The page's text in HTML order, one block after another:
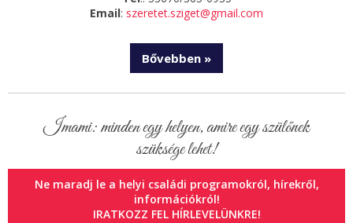
Email: szeretet.sziget@gmail.com
Bővebben »
Imami: minden egy helyen, amire egy szülőnek
szüksége lehet!
Ne maradj le a helyi családi programokról, hírekről,
információkról!
IRATKOZZ FEL HÍRLEVELÜNKRE!